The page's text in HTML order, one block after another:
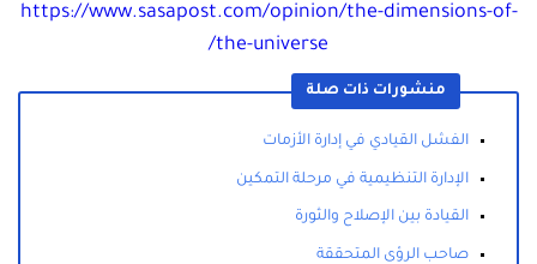
https://www.sasapost.com/opinion/the-dimensions-of-
the-universe/
منشورات ذات صلة
الفشل القيادي في إدارة الأزمات
الإدارة التنظيمية في مرحلة التمكين
القيادة بين الإصلاح والثورة
صاحب الرؤى المتحققة